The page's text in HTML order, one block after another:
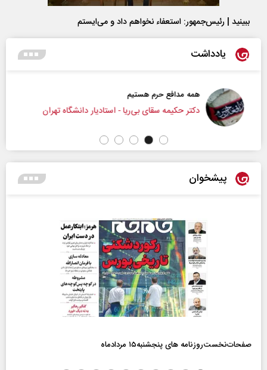
ببینید | رئیس‌جمهور: استعفاء نخواهم داد و می‌ایستم
یادداشت
همه مدافع حرم هستیم
دکتر حکیمه سقای بی‌ریا - استادیار دانشگاه تهران
پیشخوان
صفحات‌نخست‌روزنامه ها‌ی پنجشنبه‌۱۵ مردادماه